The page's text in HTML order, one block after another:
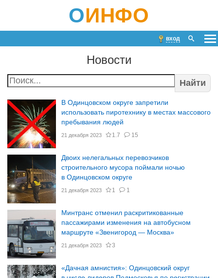
ОИНФО
вход
Новости
Найти
В Одинцовском округе запретили
использовать пиротехнику в местах массового
пребывания людей
21 декабря 2023 1.7 15
Двоих нелегальных перевозчиков
строительного мусора поймали ночью
в Одинцовском округе
21 декабря 2023 1 1
Минтранс отменил раскритикованные
пассажирами изменения на автобусном
маршруте «Звенигород — Москва»
21 декабря 2023 3
«Дачная амнистия»: Одинцовский округ